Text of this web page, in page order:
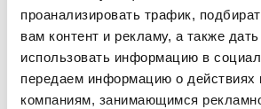
проанализировать трафик,
вам контент и рекламу, а также
использовать информацию в
передаем информацию о действиях
компаниям, занимающимся
Также у уникальных фотографий
раз, нежели у стоковых. Поэтому
в карточки фотографии компании,